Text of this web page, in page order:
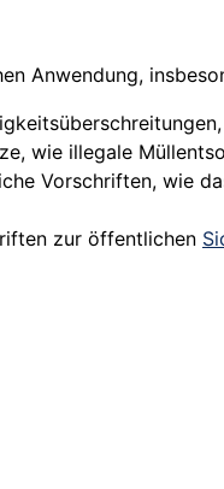
Anwendung,
wie illegale
Vorschriften, wie
zur öffentlichen